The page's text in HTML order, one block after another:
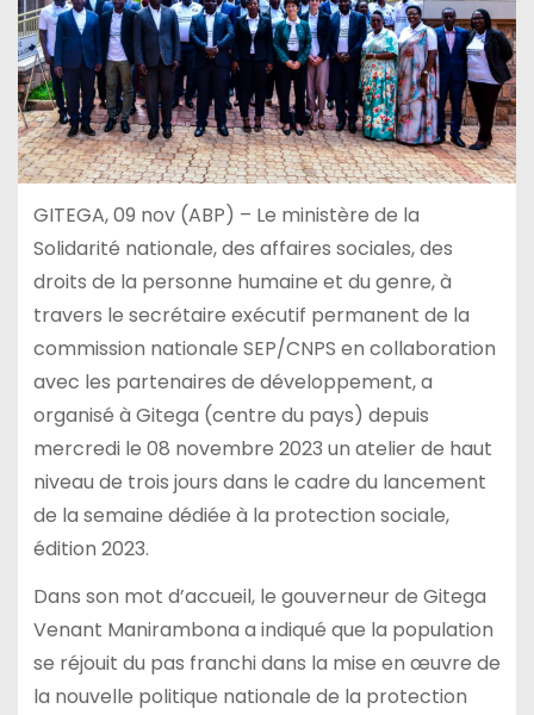
GITEGA, 09 nov (ABP) – Le ministère de la
Solidarité nationale, des affaires sociales, des
droits de la personne humaine et du genre, à
travers le secrétaire exécutif permanent de la
commission nationale SEP/CNPS en collaboration
avec les partenaires de développement, a
organisé à Gitega (centre du pays) depuis
mercredi le 08 novembre 2023 un atelier de haut
niveau de trois jours dans le cadre du lancement
de la semaine dédiée à la protection sociale,
édition 2023.
Dans son mot d’accueil, le gouverneur de Gitega
Venant Manirambona a indiqué que la population
se réjouit du pas franchi dans la mise en œuvre de
la nouvelle politique nationale de la protection